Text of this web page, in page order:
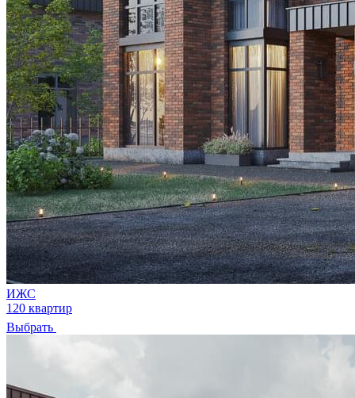
ИЖС
120 квартир
Выбрать